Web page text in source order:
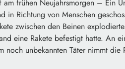
frühen Neujahrsmorgen – Ein
in Richtung von Menschen
zwischen den Beinen
eine Rakete befestigt hatte. An
noch unbekannten Täter nimmt